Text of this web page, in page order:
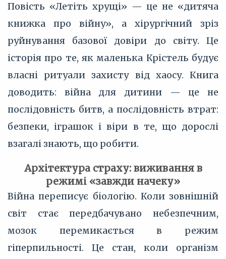
Повість «Летіть хрущі» — це не «дитяча
книжка про війну», а хірургічний зріз
руйнування базової довіри до світу. Це
історія про те, як маленька Крістель будує
власні ритуали захисту від хаосу. Книга
доводить: війна для дитини — це не
послідовність битв, а послідовність втрат:
безпеки, іграшок і віри в те, що дорослі
взагалі знають, що робити.
Архітектура страху: виживання в
режимі «завжди начеку»
Війна переписує біологію. Коли зовнішній
світ стає передбачувано небезпечним,
мозок перемикається в режим
гіперпильності. Це стан, коли організм